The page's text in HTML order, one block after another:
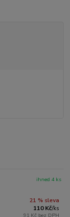
21 % sleva
110 Kč/ks
91 Kč bez DPH
ihned 4 ks